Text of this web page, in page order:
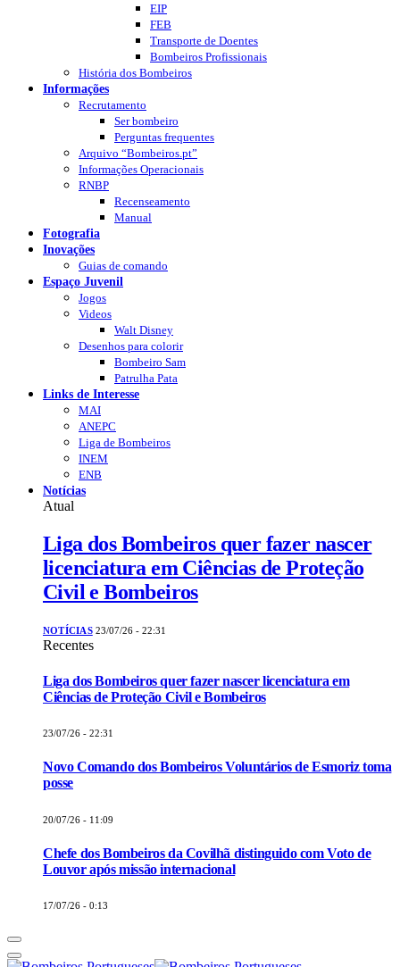
EIP
FEB
Transporte de Doentes
Bombeiros Profissionais
História dos Bombeiros
Informações
Recrutamento
Ser bombeiro
Perguntas frequentes
Arquivo “Bombeiros.pt”
Informações Operacionais
RNBP
Recenseamento
Manual
Fotografia
Inovações
Guias de comando
Espaço Juvenil
Jogos
Videos
Walt Disney
Desenhos para colorir
Bombeiro Sam
Patrulha Pata
Links de Interesse
MAI
ANEPC
Liga de Bombeiros
INEM
ENB
Notícias
Atual
Liga dos Bombeiros quer fazer nascer
licenciatura em Ciências de Proteção
Civil e Bombeiros
NOTÍCIAS 23/07/26 - 22:31
Recentes
Liga dos Bombeiros quer fazer nascer licenciatura em
Ciências de Proteção Civil e Bombeiros
23/07/26 - 22:31
Novo Comando dos Bombeiros Voluntários de Esmoriz toma
posse
20/07/26 - 11:09
Chefe dos Bombeiros da Covilhã distinguido com Voto de
Louvor após missão internacional
17/07/26 - 0:13